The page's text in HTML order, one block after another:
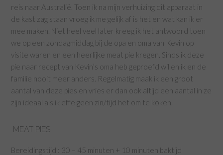
reis naar Australië. Toen ik na mijn verhuizing dit apparaat in
de kast zag staan vroeg ik me gelijk af is het en wat kan ik er
mee maken. Niet heel veel later kreeg ik het antwoord toen
we op een zondagmiddag bij de opa en oma van Kevin op
visite waren en een heerlijke meat pie kregen. Sinds ik deze
pie naar recept van Kevin’s oma heb geproefd willen ik en de
familie nooit meer anders. Regelmatig maak ik een groot
aantal van deze pies en vries er dan ook altijd een aantal in ze
zijn ideaal als ik effe geen zin/tijd het om te koken.
MEAT PIES
Bereidingstijd : 30 – 45 minuten + 10 minuten baktijd